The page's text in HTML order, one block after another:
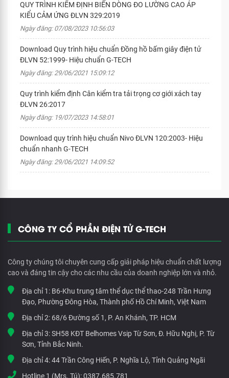
QUY TRÌNH KIỂM ĐỊNH BIẾN DÒNG ĐO LƯỜNG CAO ÁP
KIỂU CẢM ỨNG ĐLVN 329:2019
Ngày đăng: 07/08/2023 10:56:03
Download Quy trình hiệu chuẩn Đồng hồ bấm giây điện tử
ĐLVN 52:1999- Hiệu chuẩn G-TECH
Ngày đăng: 29/06/2021 15:09:12
Quy trình kiểm định Cân kiểm tra tải trọng cơ giới xách tay
ĐLVN 26:2017
Ngày đăng: 19/07/2023 14:58:01
Download quy trình hiệu chuẩn Nivo ĐLVN 120:2003- Hiệu
chuẩn nhanh G-TECH
Ngày đăng: 29/06/2021 14:09:52
CÔNG TY CỔ PHẦN ĐIỆN TỬ G-TECH
Công ty chúng tôi chuyên cung cấp giải pháp hiệu chuẩn chất lượng
cao và đáng tin cậy cho các nhu cầu của doanh nghiệp lớn và nhỏ.
Địa chỉ 1: B6-Khu trung tâm thể dục thể thao-248 Trần Hưng
Đạo, Phường Đông Hòa, Thành phố Hồ Chí Minh, Việt Nam
Địa chỉ 2: 68/6 Đường số 1, P. An Khánh, TP. HCM
Địa chỉ 3:SH58 KĐT Belhomes Vsip Từ Sơn, Đ. Hữu Nghị, P. Từ
Sơn, Tỉnh Bắc Ninh.
Địa chỉ 4:44 Trần Công Hiến, P. Nghĩa Lộ, Tỉnh Quảng Ngãi
Hotline 1 (Mrs. Tú):0387.685.781